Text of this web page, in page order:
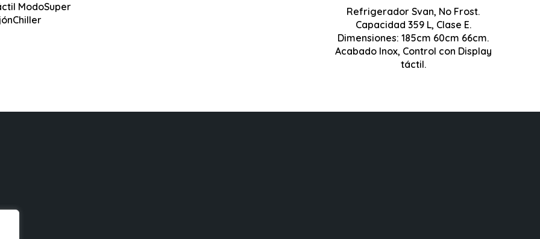
ModoSuper
Cooling
Refrigerador Svan, No Frost.
Capacidad 359 L, Clase E.
Dimensiones: 185cm 60cm 66cm.
Acabado Inox, Control con Display
táctil.
Modo Super Congelación
Iluminación LED